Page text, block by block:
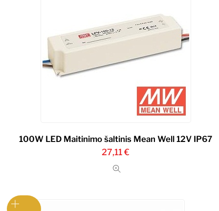
100W LED Maitinimo šaltinis Mean Well 12V IP67
27,11€